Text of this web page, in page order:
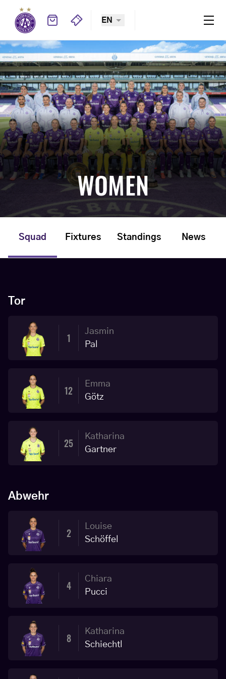
EN
WOMEN
Squad Fixtures Standings News
Tor
1
Jasmin
Pal
12
Emma
Götz
25
Katharina
Gartner
Abwehr
2
Louise
Schöffel
4
Chiara
Pucci
8
Katharina
Schiechtl